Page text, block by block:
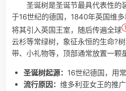
圣诞树是圣诞节最具代表性的
于16世纪的德国，1840年英国维
将其引入英国王室，随后传遍全球
云杉等常绿树，象征永恒的生命?
带、小礼物等，顶部通常放置一颗
圣诞树起源： 16世纪德国，用
流行原因： 维多利亚女王的推